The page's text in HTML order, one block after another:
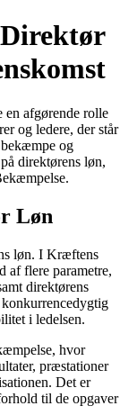
afgørende rolle
og ledere, der står
og
direktørens løn,
Løn
løn. I Kræftens
af flere parametre,
direktørens
i ledelsen.
hvor
præstationer
Det er
til de opgaver